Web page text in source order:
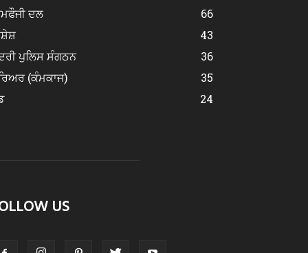
ਦਲ
66
43
ਪੁਲਿਸ ਸੰਗਠਨ
36
(ਕੰਮਕਾਜ)
35
24
US